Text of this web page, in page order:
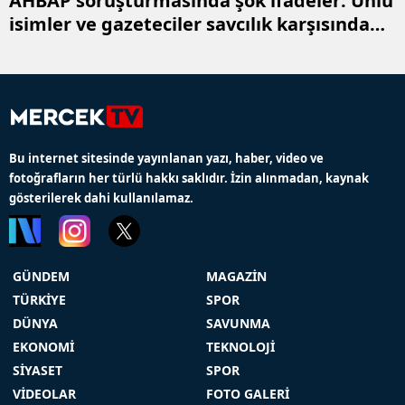
isimler ve gazeteciler savcılık karşısında
Bu internet sitesinde yayınlanan yazı, haber, video ve
fotoğrafların her türlü hakkı saklıdır. İzin alınmadan, kaynak
gösterilerek dahi kullanılamaz.
GÜNDEM
TÜRKİYE
DÜNYA
EKONOMİ
SİYASET
VİDEOLAR
MAGAZİN
SPOR
SAVUNMA
TEKNOLOJİ
SPOR
FOTO GALERİ